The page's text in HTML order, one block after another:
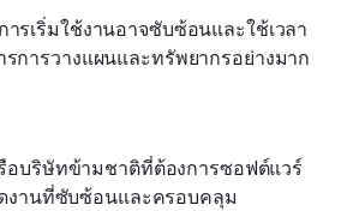
ารเริ่มใช้งานอาจซับซ้อนและใช้เวลา
การวางแผนและทรัพยากรอย่างมาก
บริษัทข้ามชาติที่ต้องการซอฟต์แวร์
งานที่ซับซ้อนและครอบคลุม